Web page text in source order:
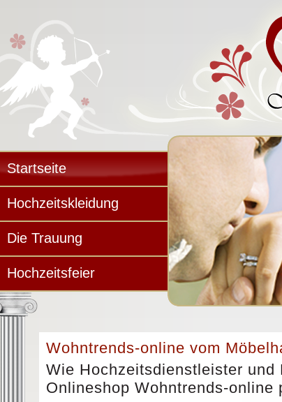
Startseite
Hochzeitskleidung
Die Trauung
Hochzeitsfeier
Wohntrends-online vom
Wie Hochzeitsdienstleister und
Onlineshop Wohntrends-online